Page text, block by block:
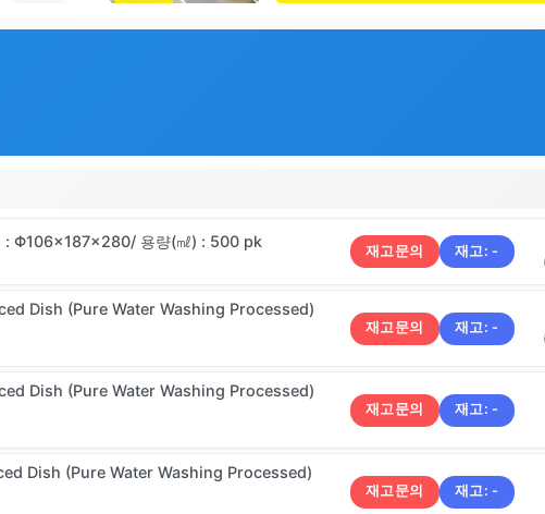
Φ106×187×280/ 용량(㎖) : 500 pk 재고문의 재고: -
Dish (Pure Water Washing Processed)
재고문의 재고: -
Dish (Pure Water Washing Processed)
재고문의 재고: -
Dish (Pure Water Washing Processed)
재고문의 재고: -